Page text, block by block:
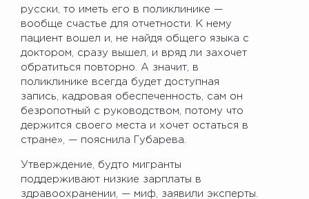
русски, то иметь его в поликлинике —
вообще счастье для отчетности. К нему
пациент вошел и, не найдя общего языка с
доктором, сразу вышел, и вряд ли захочет
обратиться повторно. А значит, в
поликлинике всегда будет доступная
запись, кадровая обеспеченность, сам он
безропотный с руководством, потому что
держится своего места и хочет остаться в
стране», — пояснила Губарева.
Утверждение, будто мигранты
поддерживают низкие зарплаты в
здравоохранении, — миф, заявили эксперты.